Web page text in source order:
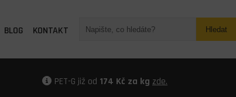
BLOG KONTAKT Hledat
PET-G již od 174 Kč za kg zde.